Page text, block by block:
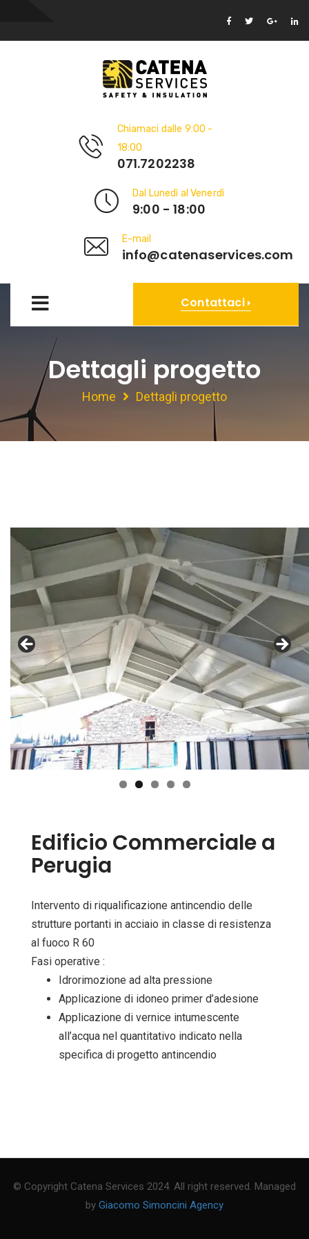
Chiamaci dalle 9:00 -
18:00
071.7202238
Dal Lunedì al Venerdì
9:00 - 18:00
E-mail
info@catenaservices.com
Contattaci
Dettagli progetto
Home Dettagli progetto
Edificio Commerciale a
Perugia
Intervento di riqualificazione antincendio delle
strutture portanti in acciaio in classe di resistenza
al fuoco R 60
Fasi operative :
Idrorimozione ad alta pressione
Applicazione di idoneo primer d’adesione
Applicazione di vernice intumescente
all’acqua nel quantitativo indicato nella
specifica di progetto antincendio
© Copyright Catena Services 2024. All right reserved. Managed
by Giacomo Simoncini Agency